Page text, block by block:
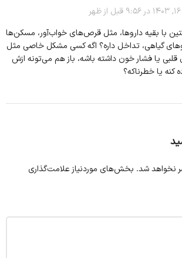
با بقیه داروها، مثل قرص‌های خواب‌آور، مسکن‌ها
گیاهی، تداخل داره؟ اگه کسی مشکل خاصی مثل
قلبی یا فشار خون داشته باشه، باز هم می‌تونه ازش
کنه یا خطرناکه؟
نخواهد شد. بخش‌های موردنیاز علامت‌گذاری